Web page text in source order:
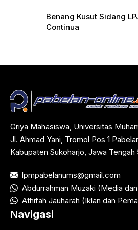
Benang Kusut Sidang
Continua
Griya Mahasiswa, Universitas
Jl. Ahmad Yani, Tromol Pos 1
Kabupaten Sukoharjo, Jawa Tengah
lpmpabelanums@gmail.com
Abdurrahman Muzaki (Media
Athifah Jauharah (Iklan dan
Navigasi